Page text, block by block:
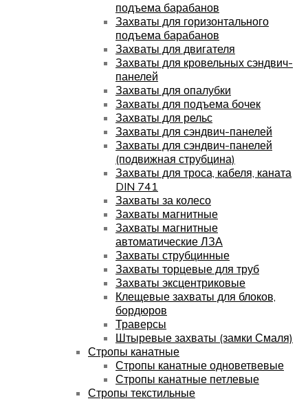
подъема барабанов
Захваты для горизонтального
подъема барабанов
Захваты для двигателя
Захваты для кровельных сэндвич-
панелей
Захваты для опалубки
Захваты для подъема бочек
Захваты для рельс
Захваты для сэндвич-панелей
Захваты для сэндвич-панелей
(подвижная струбцина)
Захваты для троса, кабеля, каната
DIN 741
Захваты за колесо
Захваты магнитные
Захваты магнитные
автоматические ЛЗА
Захваты струбцинные
Захваты торцевые для труб
Захваты эксцентриковые
Клещевые захваты для блоков,
бордюров
Траверсы
Штыревые захваты (замки Смаля)
Стропы канатные
Стропы канатные одноветвевые
Стропы канатные петлевые
Стропы текстильные